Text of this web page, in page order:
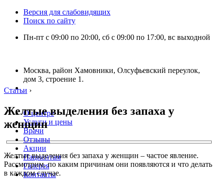
Версия для слабовидящих
Поиск по сайту
Пн-пт с 09:00 по 20:00, сб с 09:00 по 17:00, вс выходной
Москва, район Хамовники, Олсуфьевский переулок,
дом 3, строение 1.
О центре
Услуги и цены
Врачи
Отзывы
Акции
Пациентам
Галерея
Контакты
Статьи ›
Желтые выделения без запаха у
женщин
Желтые выделения без запаха у женщин – частое явление.
Рассмотрим, по каким причинам они появляются и что делать
в каждом случае.